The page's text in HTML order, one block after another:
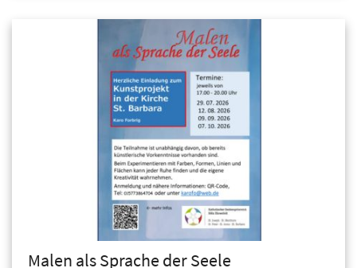
Malen als Sprache der Seele